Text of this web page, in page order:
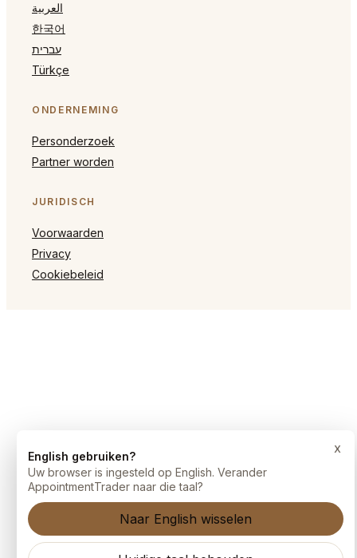
العربية
한국어
עברית
Türkçe
ONDERNEMING
Personderzoek
Partner worden
JURIDISCH
Voorwaarden
Privacy
Cookiebeleid
English gebruiken?
Uw browser is ingesteld op English. Verander
AppointmentTrader naar die taal?
Naar English wisselen
x